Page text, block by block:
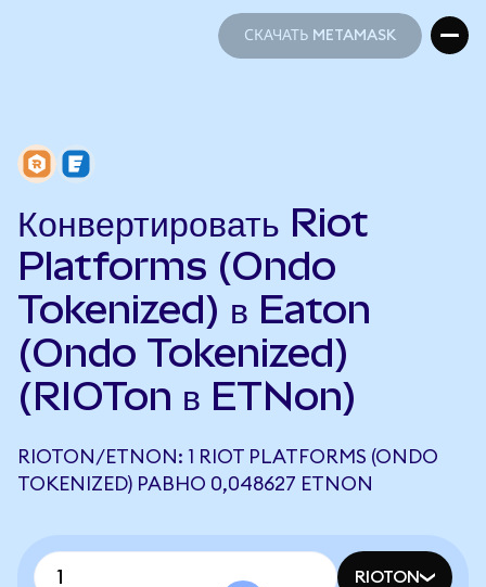
СКАЧАТЬ METAMASK
Конвертировать Riot
Platforms (Ondo
Tokenized) в Eaton
(Ondo Tokenized)
(RIOTon в ETNon)
RIOTON/ETNON: 1 RIOT PLATFORMS (ONDO
TOKENIZED) РАВНО 0,048627 ETNON
RIOTON